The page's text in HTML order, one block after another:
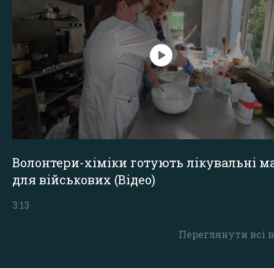
Переглянути всі
Волонтери-хіміки готують лікувальні
для військових (Відео)
3:13